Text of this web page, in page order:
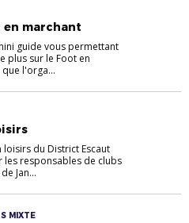
en marchant
guide vous permettant
plus sur le Foot en
l'orga...
loisirs du District Escaut
les responsables de clubs
Jan...
MIXTE